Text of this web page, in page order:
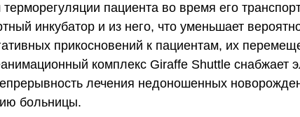
пациента во время его
инкубатор и из него, что уменьшает
прикосновений к пациентам, их
комплекс Giraffe Shuttle снабжает
лечения недоношенных
больницы.